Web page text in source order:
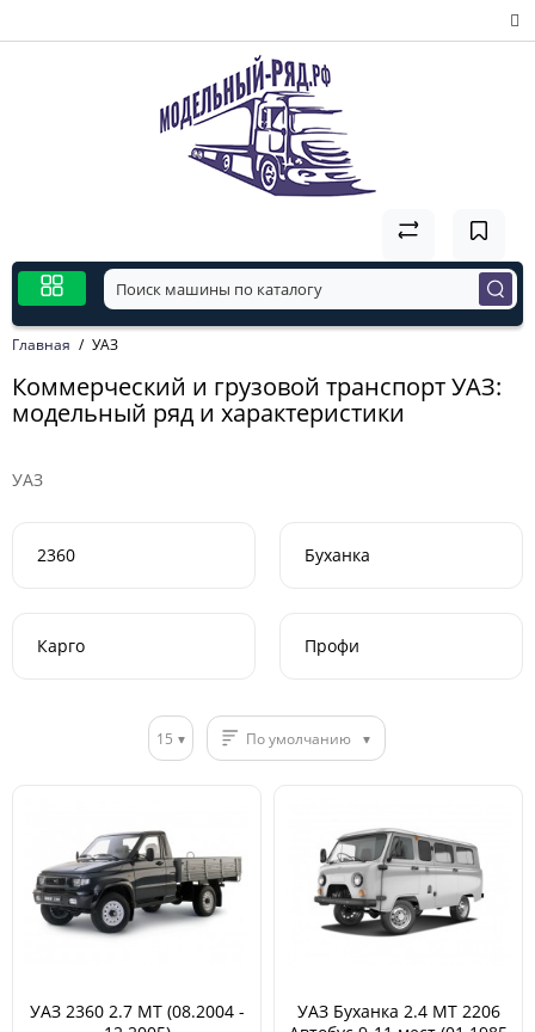
Главная УАЗ
Коммерческий и грузовой транспорт УАЗ:
модельный ряд и характеристики
УАЗ
2360 Буханка
Карго Профи
15 По умолчанию
УАЗ 2360 2.7 MT (08.2004 -
УАЗ Буханка 2.4 MT 2206